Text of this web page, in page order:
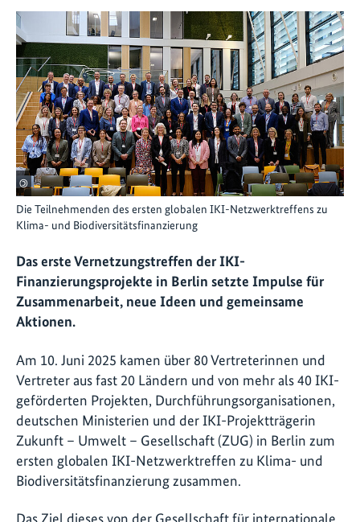
©
Die Teilnehmenden des ersten globalen IKI-Netzwerktreffens zu
Klima- und Biodiversitätsfinanzierung
Das erste Vernetzungstreffen der IKI-
Finanzierungsprojekte in Berlin setzte Impulse für
Zusammenarbeit, neue Ideen und gemeinsame
Aktionen.
Am 10. Juni 2025 kamen über 80 Vertreterinnen und
Vertreter aus fast 20 Ländern und von mehr als 40 IKI-
geförderten Projekten, Durchführungsorganisationen,
deutschen Ministerien und der IKI-Projektträgerin
Zukunft – Umwelt – Gesellschaft (ZUG) in Berlin zum
ersten globalen IKI-Netzwerktreffen zu Klima- und
Biodiversitätsfinanzierung zusammen.
Das Ziel dieses von der Gesellschaft für internationale